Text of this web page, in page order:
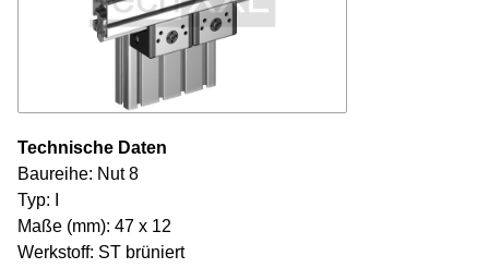
Technische Daten
Baureihe: Nut 8
Typ: I
Maße (mm): 47 x 12
Werkstoff: ST brüniert